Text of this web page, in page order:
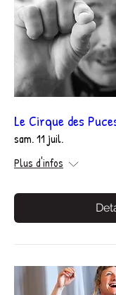
Le Cirque des
sam. 11 juil.
Plus d'infos